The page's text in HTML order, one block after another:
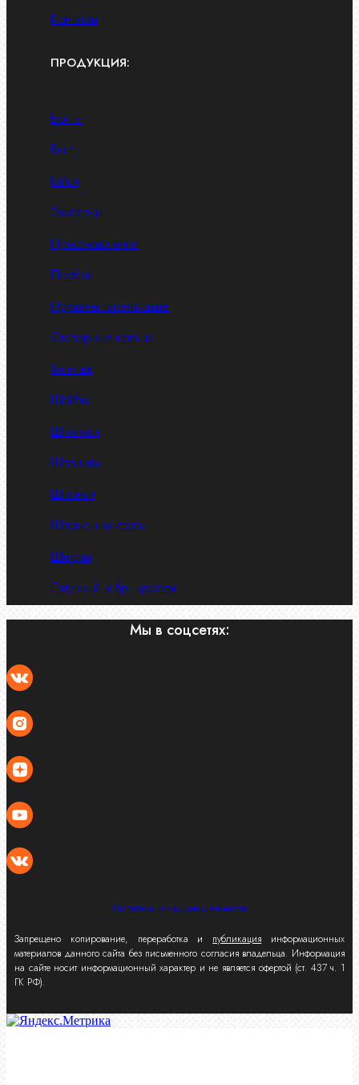
Контакты
ПРОДУКЦИЯ:
Болты
Винты
Гайки
Заклепки
Пресс-масленки
Пробки
Пружины тарельчатые
Стопорные кольца
Такелаж
Шайбы
Шпильки
Шплинты
Шпонки
Шпоночная сталь
Штифты
Латунный и бр. крепеж
Мы в соцсетях:
Политика конфиденциальности
Запрещено копирование, переработка и публикация информационных
материалов данного сайта без письменного согласия владельца. Информация
на сайте носит информационный характер и не является офертой (ст. 437 ч. 1
ГК РФ).